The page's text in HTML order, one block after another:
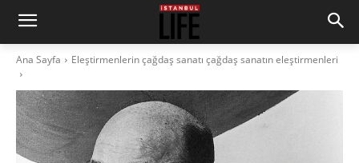
Ana Sayfa Eleştirmenlerin çağdaş sanatı çağdaş sanatın eleştirmenleri